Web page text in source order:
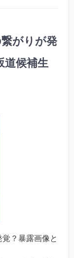
がりが発
道候補生
？暴露画像と